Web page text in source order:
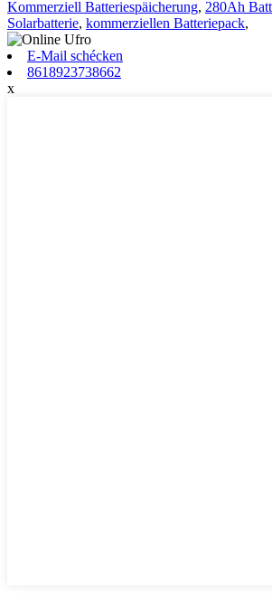
Kommerziell Batteriespäicherung, 280Ah
Solarbatterie, kommerziellen Batteriepack,
E-Mail schécken
8618923738662
x